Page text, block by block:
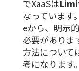
でXaaSは
なっています
eから、明示
必要がありま
方法について
考になります。